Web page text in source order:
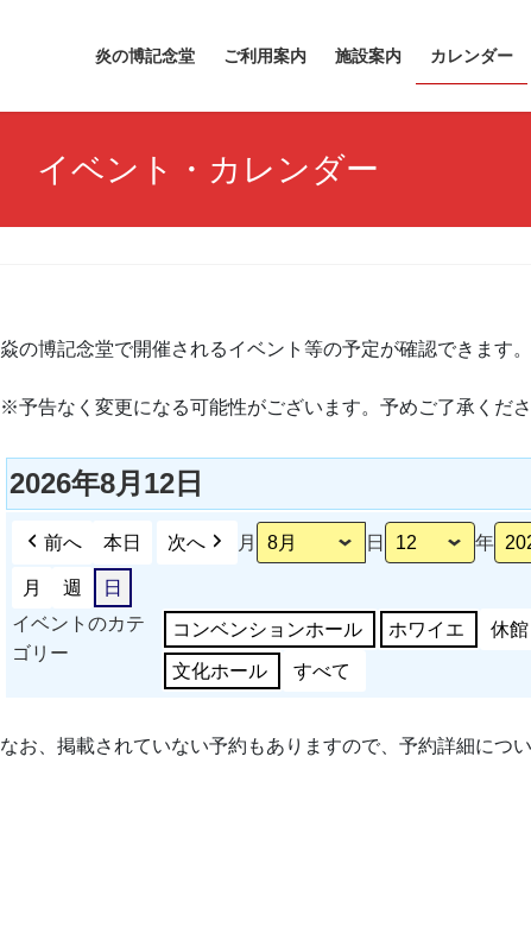
炎の博記念堂 ご利用案内 施設案内 カレンダー
イベント・カレンダー
焱の博記念堂で開催されるイベント等の予定が確認できます。
※予告なく変更になる可能性がございます。予めご了承くだ
2026年8月12日
前へ 本日 次へ 月 日 年
月 週
日
イベントのカテ
ゴリー
コンベンションホール ホワイエ 休館
文化ホール すべて
なお、掲載されていない予約もありますので、予約詳細につ